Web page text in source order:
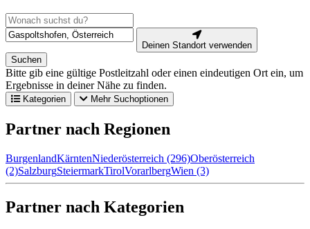
Deinen Standort verwenden
Suchen
Bitte gib eine gültige Postleitzahl oder einen eindeutigen Ort ein, um
Ergebnisse in deiner Nähe zu finden.
Kategorien Mehr Suchoptionen
Partner nach Regionen
BurgenlandKärntenNiederösterreich (296)Oberösterreich
(2)SalzburgSteiermarkTirolVorarlbergWien (3)
Partner nach Kategorien